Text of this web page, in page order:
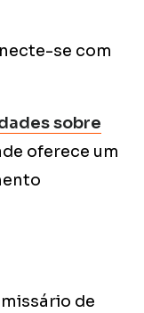
se com
sobre
oferece um
de